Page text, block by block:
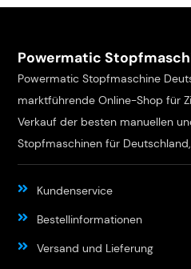
Powermatic
Powermatic Stopfmaschine
marktführende Online-Shop für
Verkauf der besten manuellen
Stopfmaschinen für
Kundenservice
Bestellinformationen
Versand und Lieferung